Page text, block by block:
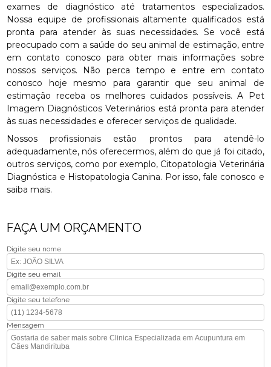
exames de diagnóstico até tratamentos especializados.
Nossa equipe de profissionais altamente qualificados está
pronta para atender às suas necessidades. Se você está
preocupado com a saúde do seu animal de estimação, entre
em contato conosco para obter mais informações sobre
nossos serviços. Não perca tempo e entre em contato
conosco hoje mesmo para garantir que seu animal de
estimação receba os melhores cuidados possíveis. A Pet
Imagem Diagnósticos Veterinários está pronta para atender
às suas necessidades e oferecer serviços de qualidade.
Nossos profissionais estão prontos para atendê-lo
adequadamente, nós oferecermos, além do que já foi citado,
outros serviços, como por exemplo, Citopatologia Veterinária
Diagnóstica e Histopatologia Canina. Por isso, fale conosco e
saiba mais.
FAÇA UM ORÇAMENTO
Digite seu nome
Digite seu email
Digite seu telefone
Mensagem